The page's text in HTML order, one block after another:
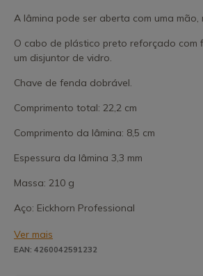
A lâmina pode ser aberta com uma mão,
O cabo de plástico preto reforçado com
um disjuntor de vidro.
Chave de fenda dobrável.
Comprimento total: 22,2 cm
Comprimento da lâmina: 8,5 cm
Espessura da lâmina 3,3 mm
Massa: 210 g
Aço: Eickhorn Professional
Ver mais
EAN: 4260042591232